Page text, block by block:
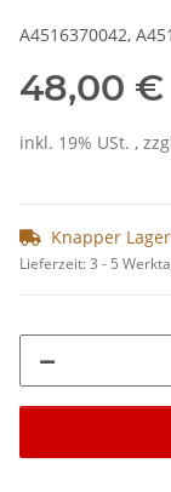
A4516370042,
48,00 €
inkl. 19% USt. ,
Knapper
Lieferzeit:3 - 5